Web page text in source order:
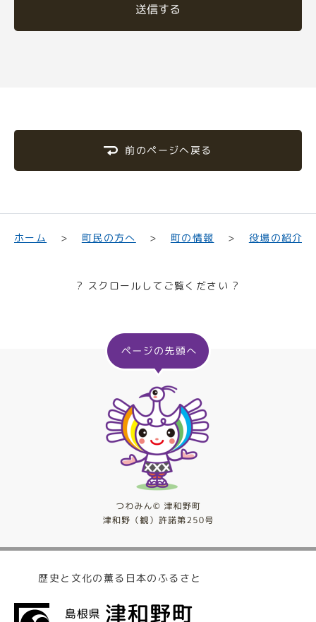
送信する
前のページへ戻る
ホーム 町民の方へ 町の情報 役場の紹介
? スクロールしてご覧ください ?
歴史と文化の薫る日本のふるさと